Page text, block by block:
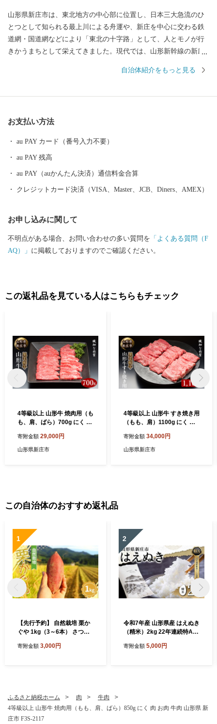
山形県新庄市は、東北地方の中心部に位置し、日本三大急流のひ
とつとして知られる最上川による舟運や、新庄を中心に交わる鉄
道網・国道網などにより「東北の十字路」として、人とモノが行
きかうまちとして栄えてきました。現代では、山形新幹線の新庄
たことや、近県を結ぶ高速自動車道の中心地として整備が進むな
た、歴史と文化に彩られたまちでもあります。 これまで培ってき
た都市基盤を土台として、さらに質の高い都市機能と快適性のな
ができる『田園都市』を目指し、まちづくりを進めています。
新庄市はふるさと納税の基準に適合しているとして、総務大臣の
指定を受けています。指定期間内に新庄市にふるさと納税をする
はワンストップ特例申告書の提出を要します。 ▪指定期間 令和5
年10月1日～令和6年9月30日 ▪指定根拠 地方税法第37条の2第2項
及び同第314条の7第2項
自治体紹介をもっと見る
お支払い方法
au PAY カード（番号入力不要）
au PAY 残高
au PAY（auかんたん決済）通信料金合算
クレジットカード決済（VISA、Master、JCB、Diners、AMEX）
お申し込みに関して
不明点がある場合、お問い合わせの多い質問を 「よくある質問（F
AQ）」 に掲載しておりますのでご確認ください。
この返礼品を見ている人はこちらもチェック
4等級以上 山形牛 焼肉用（も
も、肩、ばら）700g にく 肉
-2113
寄附金額 29,000円
山形県新庄市
4等級以上 山形牛 すき焼き用
（もも、肩）1100g にく 肉
-2116
寄附金額 34,000円
山形県新庄市
この自治体のおすすめ返礼品
1
【先行予約】 自然栽培 栗か
ぐや 1kg（3～6本） さつま
庄市 F3S-2636
寄附金額 3,000円
2
令和7年産 山形県産 はえぬき
（精米）2kg 22年連続特A受
庄市 F3S-2648
寄附金額 5,000円
ふるさと納税ホーム 肉
牛肉
4等級以上 山形牛 焼肉用（もも、肩、ばら）850g にく 肉 お肉 牛肉 山形県 新
庄市 F3S-2117